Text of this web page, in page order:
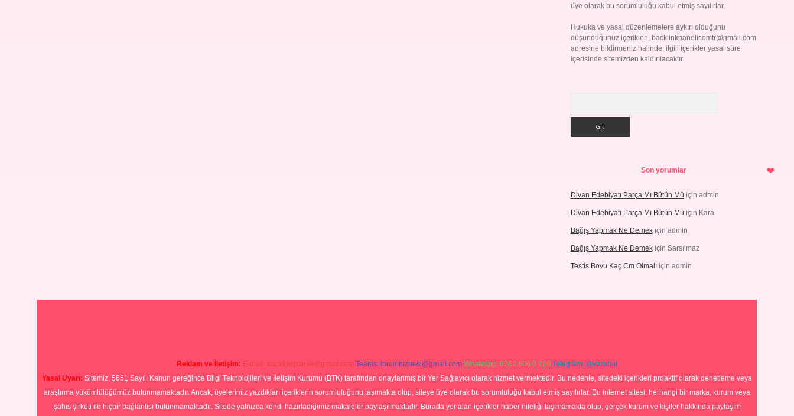
üye olarak bu sorumluluğu kabul etmiş sayılırlar.
Hukuka ve yasal düzenlemelere aykırı olduğunu
düşündüğünüz içerikleri, backlinkpanelicomtr@gmail.com
adresine bildirmeniz halinde, ilgili içerikler yasal süre
içerisinde sitemizden kaldırılacaktır.
Son yorumlar
Divan Edebiyatı Parça Mı Bütün Mü için admin
Divan Edebiyatı Parça Mı Bütün Mü için Kara
Bağış Yapmak Ne Demekiçin admin
Bağış Yapmak Ne Demekiçin Sarsılmaz
Testis Boyu Kaç Cm Olmalıiçin admin
Reklam ve İletişim: E-mail: backlinkpaneli@gmail.com Teams: forumhizmeti@gmail.com Whatsapp: 0262 606 0 726 Telegram: @karabul
Yasal Uyarı: Sitemiz, 5651 Sayılı Kanun gereğince Bilgi Teknolojileri ve İletişim Kurumu (BTK) tarafından onaylanmış bir Yer Sağlayıcı olarak hizmet vermektedir. Bu nedenle, sitedeki içerikleri proaktif olarak denetleme veya
araştırma yükümlülüğümüz bulunmamaktadır. Ancak, üyelerimiz yazdıkları içeriklerin sorumluluğunu taşımakta olup, siteye üye olarak bu sorumluluğu kabul etmiş sayılırlar. Bu internet sitesi, herhangi bir marka, kurum veya
şahıs şirketi ile hiçbir bağlantısı bulunmamaktadır. Sitede yalnızca kendi hazırladığımız makaleler paylaşılmaktadır. Burada yer alan içerikler haber niteliği taşımamakta olup, gerçek kurum ve kişiler hakkında paylaşım